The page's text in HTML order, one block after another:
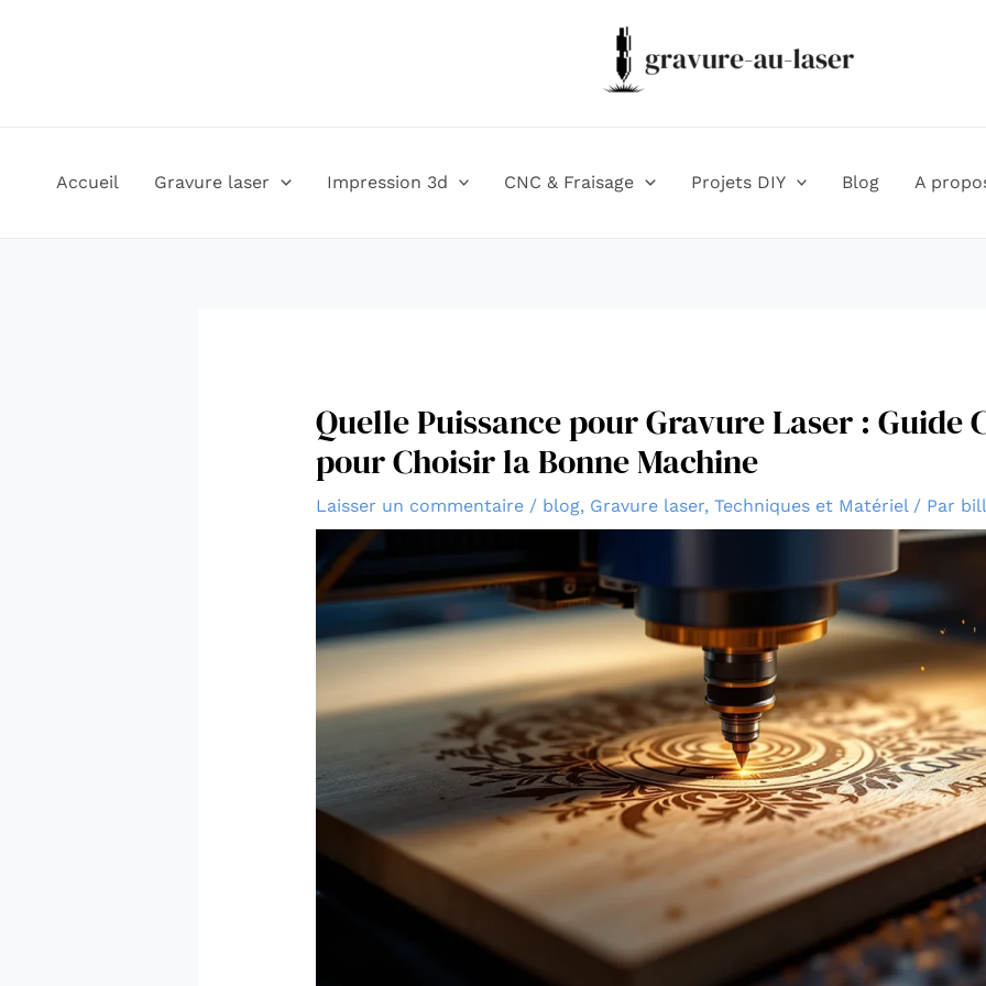
Accueil Gravure laser Impression 3d CNC & Fraisage Projets DIY Blog A
Quelle Puissance pour Gravure Laser : Guide
pour Choisir la Bonne Machine
Laisser un commentaire / blog, Gravure laser, Techniques et Matériel/ Par